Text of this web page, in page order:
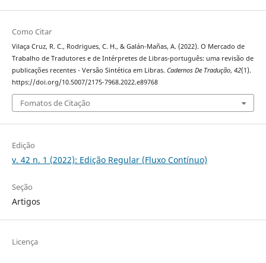
Como Citar
Vilaça Cruz, R. C., Rodrigues, C. H., & Galán-Mañas, A. (2022). O Mercado de
Trabalho de Tradutores e de Intérpretes de Libras-português: uma revisão de
publicações recentes - Versão Sintética em Libras. Cadernos De Tradução, 42(1).
https://doi.org/10.5007/2175-7968.2022.e89768
Fomatos de Citação
Edição
v. 42 n. 1 (2022): Edição Regular (Fluxo Contínuo)
Seção
Artigos
Licença